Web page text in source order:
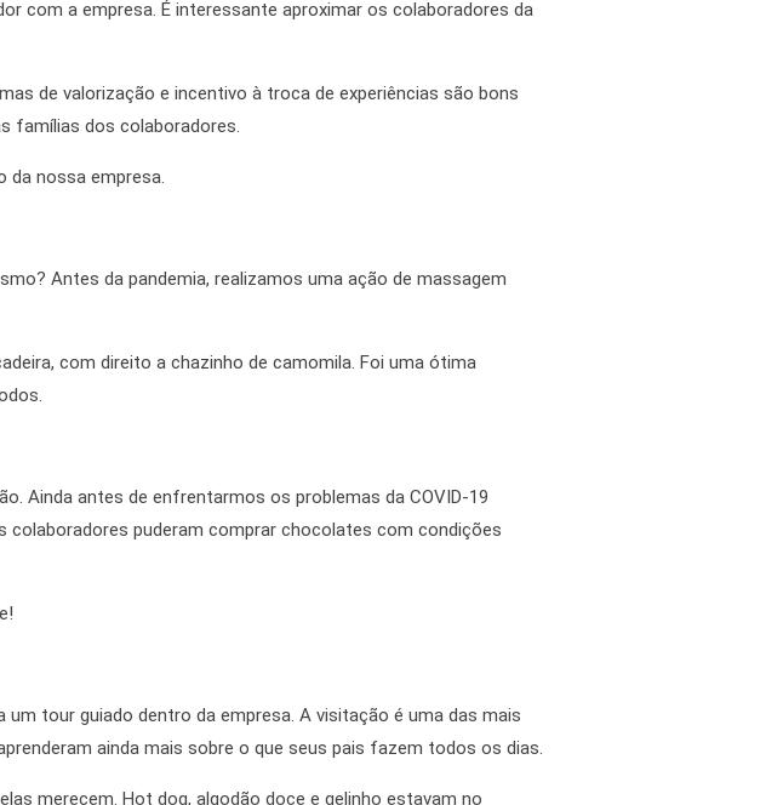
com a empresa. É interessante aproximar os colaboradores da
de valorização e incentivo à troca de experiências são bons
famílias dos colaboradores.
nossa empresa.
Antes da pandemia, realizamos uma ação de massagem
com direito a chazinho de camomila. Foi uma ótima
Ainda antes de enfrentarmos os problemas da COVID-19
colaboradores puderam comprar chocolates com condições
tour guiado dentro da empresa. A visitação é uma das mais
ainda mais sobre o que seus pais fazem todos os dias.
merecem. Hot dog, algodão doce e gelinho estavam no